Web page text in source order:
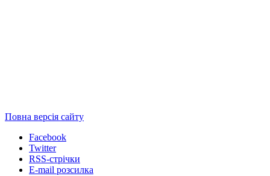
Повна версія сайту
Facebook
Twitter
RSS-стрічки
E-mail розсилка